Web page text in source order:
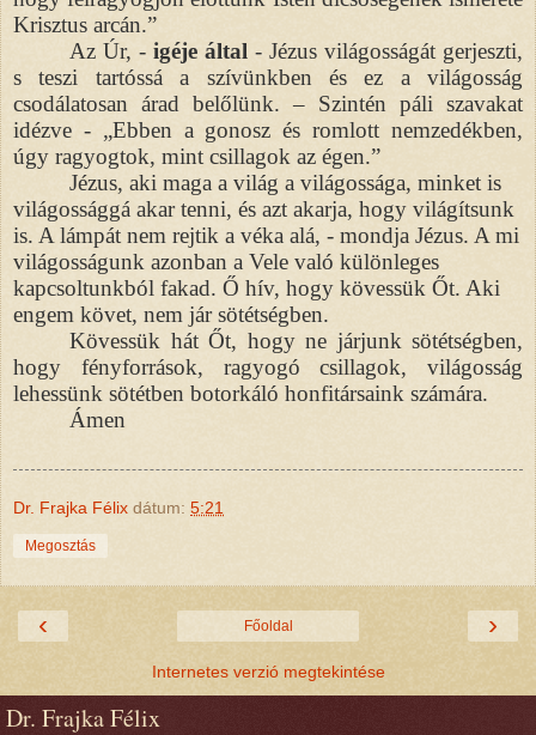
Krisztus arcán.”
Az Úr, -igéje által - Jézus világosságát gerjeszti,
s teszi tartóssá a szívünkben és ez a világosság
csodálatosan árad belőlünk. – Szintén páli szavakat
idézve - „Ebben a gonosz és romlott nemzedékben,
úgy ragyogtok, mint csillagok az égen.”
Jézus, aki maga a világ a világossága, minket is
világossággá akar tenni, és azt akarja, hogy világítsunk
is. A lámpát nem rejtik a véka alá, - mondja Jézus. A mi
világosságunk azonban a Vele való különleges
kapcsoltunkból fakad. Ő hív, hogy kövessük Őt. Aki
engem követ, nem jár sötétségben.
Kövessük hát Őt, hogy ne járjunk sötétségben,
hogy fényforrások, ragyogó csillagok, világosság
lehessünk sötétben botorkáló honfitársaink számára.
Ámen
Dr. Frajka Félix dátum: 5:21
Megosztás
‹ ›
Főoldal
Internetes verzió megtekintése
Dr. Frajka Félix